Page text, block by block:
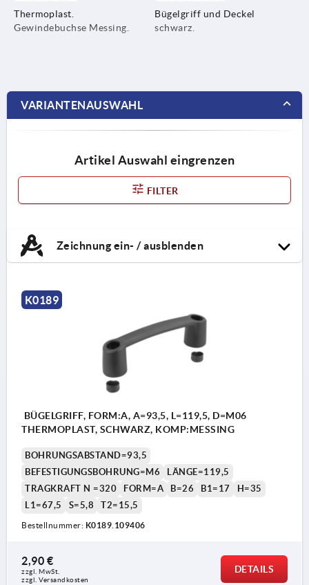
Thermoplast.
Gewindebuchse Messing.
Bügelgriff und Deckel
schwarz.
VARIANTENAUSWAHL
Artikel Auswahl eingrenzen
FILTER
Zeichnung ein- / ausblenden
K0189
BÜGELGRIFF, FORM:A, A=93,5, L=119,5, D=M06
THERMOPLAST, SCHWARZ, KOMP:MESSING
BOHRUNGSABSTAND=93,5
BEFESTIGUNGSBOHRUNG=M6
LÄNGE=119,5
TRAGKRAFT N =320
FORM=A B=26 B1=17
H=35
L1=67,5
S=5,8 T2=15,5
Bestellnummer: K0189.109406
2,90 €
zzgl. MwSt.
zzgl. Versandkosten
DETAILS